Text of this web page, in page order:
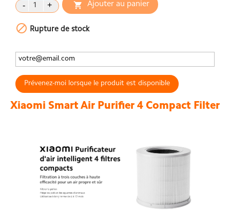
 Ajouter au panier
 Rupture de stock
Prévenez-moi lorsque le produit est disponible
Xiaomi Smart Air Purifier 4 Compact Filter